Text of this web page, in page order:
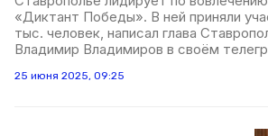
«Диктант Победы». В ней приняли
тыс. человек, написал глава
Владимир Владимиров в своём
25 июня 2025, 09:25